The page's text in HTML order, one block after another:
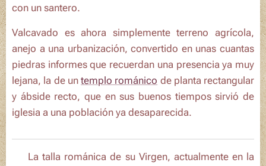
con un santero.
Valcavado es ahora simplemente terreno agrícola,
anejo a una urbanización, convertido en unas cuantas
piedras informes que recuerdan una presencia ya muy
lejana, la de un templo románico de planta rectangular
y ábside recto, que en sus buenos tiempos sirvió de
iglesia a una población ya desaparecida.
ℹ️ La talla románica de su Virgen, actualmente en la